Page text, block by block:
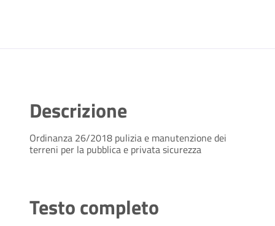
Descrizione
Ordinanza 26/2018 pulizia e manutenzione dei
terreni per la pubblica e privata sicurezza
Testo completo